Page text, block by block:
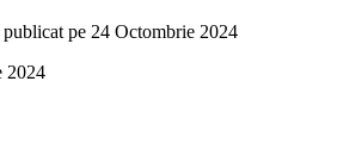
publicat pe 24 Octombrie 2024
2024